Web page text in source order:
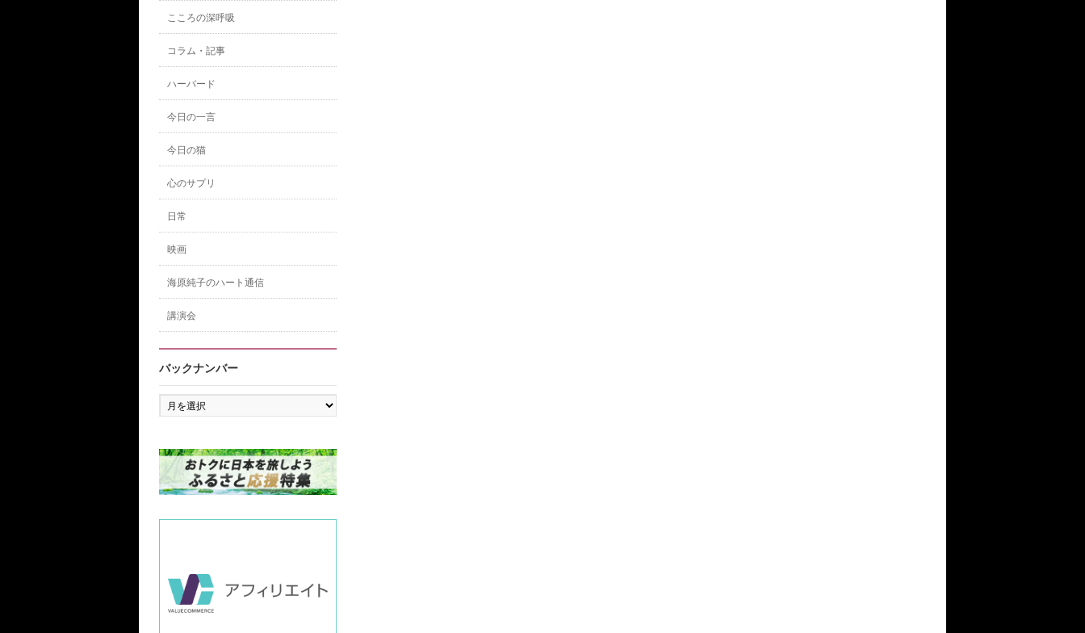
こころの深呼吸
コラム・記事
ハーバード
今日の一言
今日の猫
心のサプリ
日常
映画
海原純子のハート通信
講演会
バックナンバー
バ
ッ
ン
バ
ー